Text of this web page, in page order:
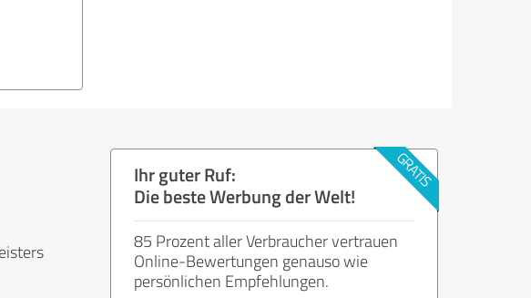
Ihr guter Ruf:
Die beste Werbung der Welt!
85 Prozent aller Verbraucher vertrauen
Online-Bewertungen genauso wie
persönlichen Empfehlungen.